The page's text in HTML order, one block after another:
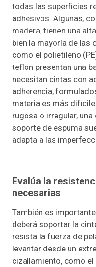
todas las superficies
adhesivos. Algunas,
madera, tienen una
bien la mayoría de las
como el polietileno
teflón presentan una
necesitan cintas con
adherencia,
materiales más
rugosa o irregular,
soporte de espuma
adapta a las
Evalúa la
necesarias
También es
deberá soportar la
resista la fuerza de
levantar desde un
cizallamiento, como